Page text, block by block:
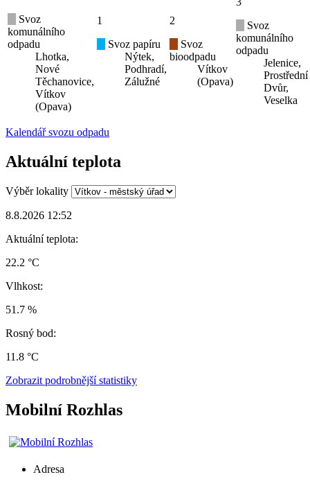
Svoz
komunálního
odpadu
Lhotka,
Nové
Těchanovice,
Vítkov
(Opava)
1
Svoz papíru
Nýtek,
Podhradí,
Zálužné
2
Svoz
bioodpadu
Vítkov
(Opava)
Svoz
komunálního
odpadu
Jelenice,
Prostřední
Dvůr,
Veselka
Kalendář svozu odpadu
Aktuální teplota
Výběr lokality
8.8.2026 12:52
Aktuální teplota:
22.2 °C
Vlhkost:
51.7 %
Rosný bod:
11.8 °C
Zobrazit podrobnější statistiky
Mobilní Rozhlas
Adresa